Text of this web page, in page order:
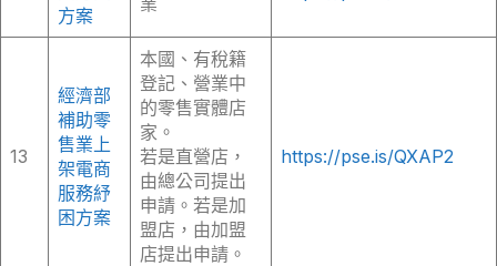
方案
13
經濟部
補助零
售業上
架電商
服務紓
困方案
本國、有稅籍
登記、營業中
的零售實體店
家。
若是直營店，
由總公司提出
申請。若是加
盟店，由加盟
店提出申請。
https://pse.is/QXAP2